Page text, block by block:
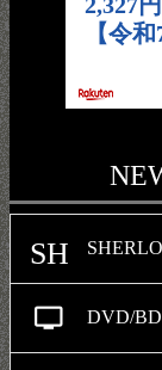
SH
personal_video DVD/